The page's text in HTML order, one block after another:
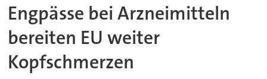
Engpässe bei Arzneimitteln
bereiten EU weiter
Kopfschmerzen